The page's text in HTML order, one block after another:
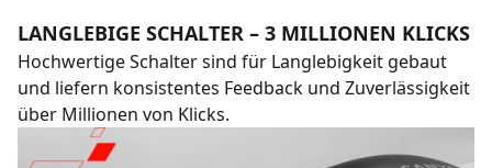
LANGLEBIGE SCHALTER – 3 MILLIONEN KLICKS
Hochwertige Schalter sind für Langlebigkeit gebaut
und liefern konsistentes Feedback und Zuverlässigkeit
über Millionen von Klicks.